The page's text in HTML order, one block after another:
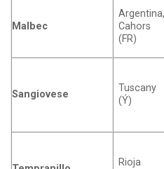
Malbec
Argentina,
Cahors
(FR)
Sangiovese
Tuscany
(Ý)
Rioja